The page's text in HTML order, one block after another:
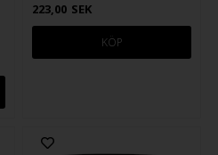
223,00 SEK